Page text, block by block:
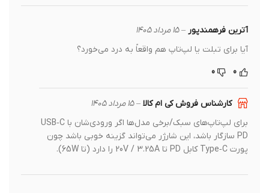
آترین فرهمندپور– 15 مرداد 1405
آیا برای تبلت یا لپ‌تاپ هم واقعاً به درد می‌خورد؟
کارشناس فروش کی ام کالا– 15 مرداد 1405
برای لپ‌تاپ‌های سبک/برخی مدل‌ها اگر ورودی‌شان با USB‑C
PD سازگار باشد، این شارژر می‌تواند گزینه خوبی باشد چون
پورت Type‑C کابل PD تا 20V / 3.25A را دارد (تا 65W).